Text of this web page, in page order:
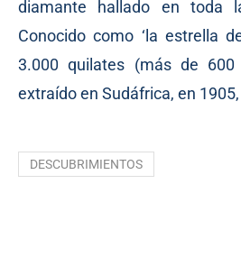
diamante hallado en toda
Conocido como ‘la estrella
3.000 quilates (más de
extraído en Sudáfrica, en
DESCUBRIMIENTOS